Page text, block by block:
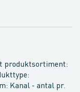
produktsortiment:
Kanal - antal pr.